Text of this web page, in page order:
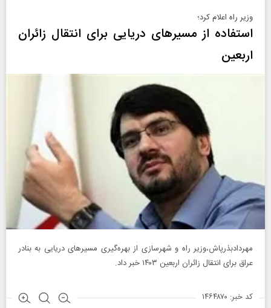
وزیر راه اعلام کرد؛
استفاده از مسیر‌های دریایی برای انتقال زائران
اربعین
مهردادبذرپاش،وزیر راه و شهرسازی از بهره‌گیری مسیر‌های دریایی به بنادر
عراق برای انتقال زائران اربعین ۱۴۰۳ خبر داد.
کد خبر: ۱۴۶۴۸۷۰